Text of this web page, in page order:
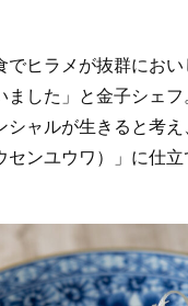
でヒラメが抜群にお
ました」と金子シェフ
シャルが生きると考
センユウワ）」に仕立